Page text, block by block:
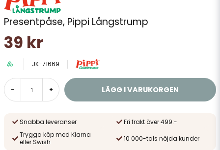
Presentpåse, Pippi Långstrump
39 kr
JK-71669
- + LÄGG I VARUKORGEN
Snabba leveranser
Fri frakt över 499:-
Trygga köp med Klarna
eller Swish
10 000-tals nöjda kunder